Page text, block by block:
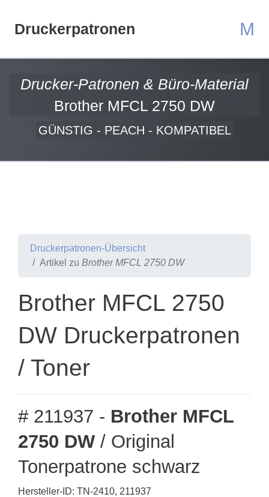
Druckerpatronen M
Drucker-Patronen & Büro-Material
Brother MFCL 2750 DW
GÜNSTIG - PEACH - KOMPATIBEL
Druckerpatronen-Übersicht
Artikel zu Brother MFCL 2750 DW
Brother MFCL 2750
DW Druckerpatronen
/ Toner
# 211937 - Brother MFCL
2750 DW / Original
Tonerpatrone schwarz
Hersteller-ID: TN-2410, 211937